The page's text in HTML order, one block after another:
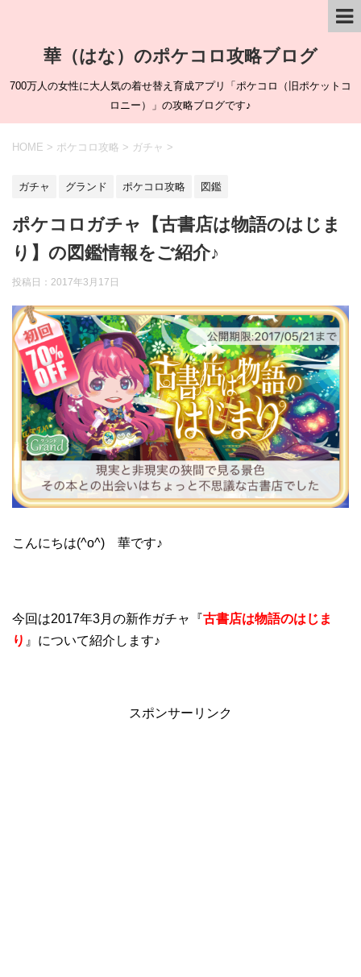
華（はな）のポケコロ攻略ブログ
700万人の女性に大人気の着せ替え育成アプリ「ポケコロ（旧ポケットコ
ロニー）」の攻略ブログです♪
HOME > ポケコロ攻略 > ガチャ >
ガチャ グランド ポケコロ攻略 図鑑
ポケコロガチャ【古書店は物語のはじま
り】の図鑑情報をご紹介♪
投稿日： 2017年3月17日
こんにちは(^o^) 華です♪
今回は2017年3月の新作ガチャ『古書店は物語のはじま
り 』について紹介します♪
スポンサーリンク